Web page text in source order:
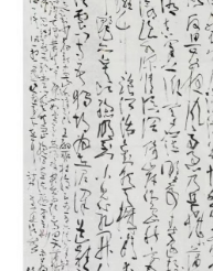
坛
快
讯
书
法
征
稿